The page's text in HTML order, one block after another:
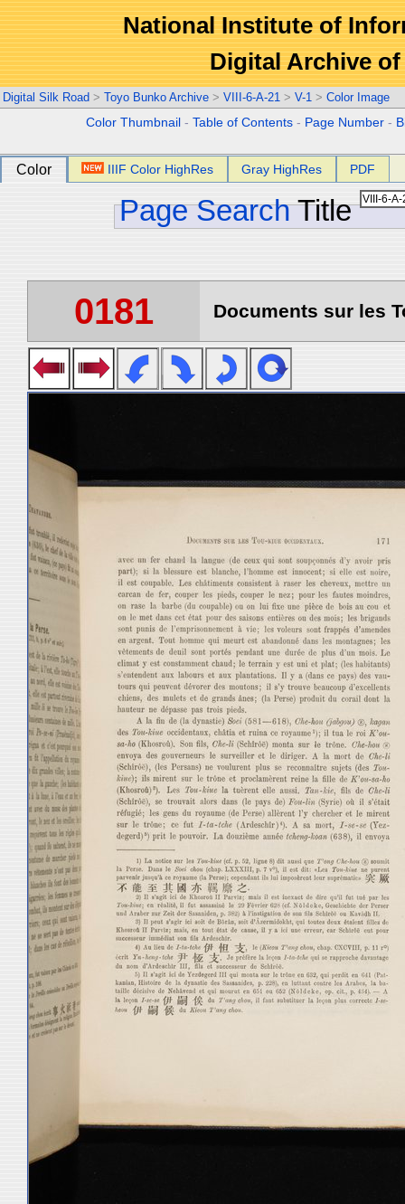
National Institute of
Digital Archive
Digital Silk Road > Toyo Bunko Archive > VIII-6-A-21 > V-1 > Color Image
Color Thumbnail -Table of Contents - Page Number -
Color IIIF Color HighRes Gray HighRes PDF
Page Search Title
0181 Documents sur les